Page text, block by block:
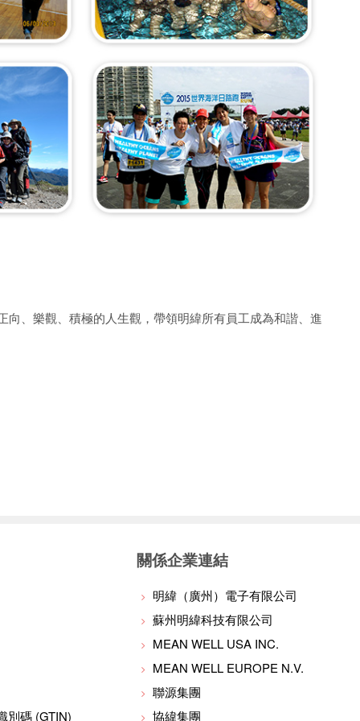
、樂觀、積極的人生觀，帶領明緯所有員工成為和諧、進
別碼 (GTIN)
關係企業連結
明緯（廣州）電子有限公司
蘇州明緯科技有限公司
MEAN WELL USA INC.
MEAN WELL EUROPE N.V.
聯源集團
協緯集團